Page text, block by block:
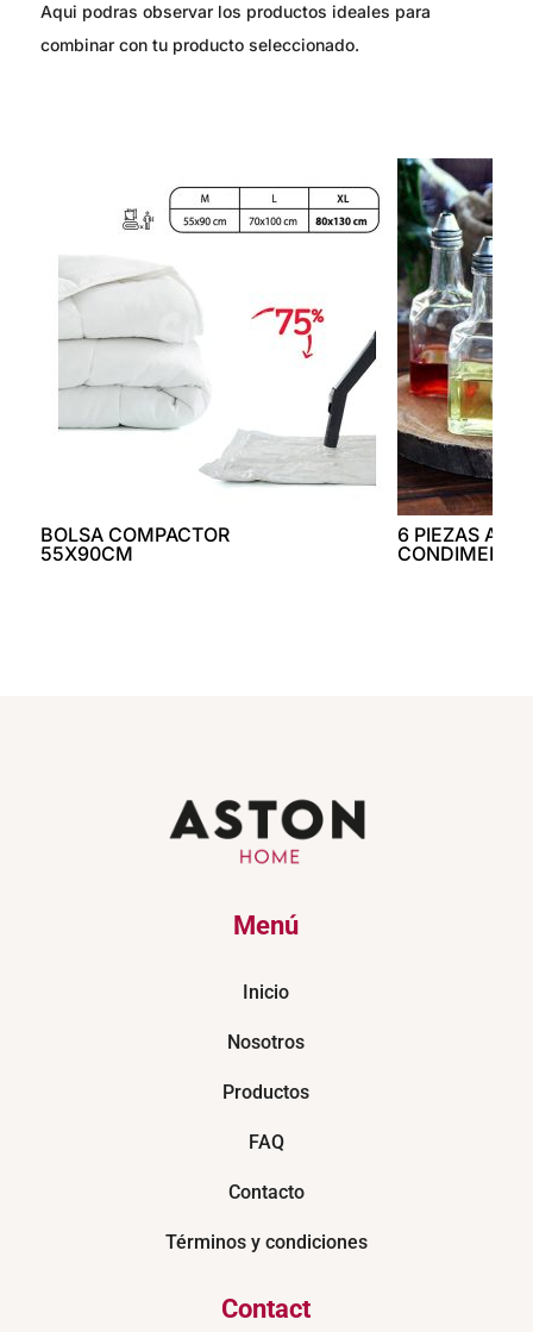
Aqui podras observar los productos ideales para
combinar con tu producto seleccionado.
BOLSA COMPACTOR
55X90CM
6 PIEZAS
Menú
Inicio
Nosotros
Productos
FAQ
Contacto
Términos y condiciones
Contact